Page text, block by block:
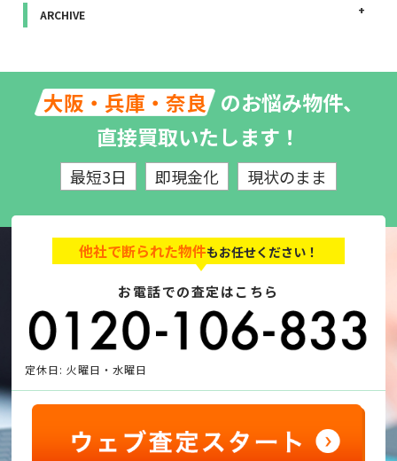
ARCHIVE
大阪・兵庫・奈良 のお悩み物件、
直接買取いたします！
最短3日 即現金化 現状のまま
他社で断られた物件もお任せください！
お電話での査定はこちら
定休日: 火曜日・水曜日